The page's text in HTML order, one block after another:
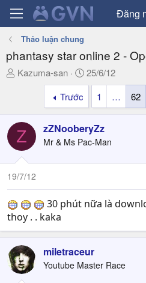
Đăng
Thảo luận chung
phantasy star online 2 -
T
a
d
s
t
a
e
r
Kazuma-san
N
g
y
ử
i
25/6/12
Trước
1 … 62
Z zZNooberyZz
Mr & Ms Pac-Man
19/7/12
30 phút nữa là
thoy . . kaka
miletraceur
Youtube Master Race